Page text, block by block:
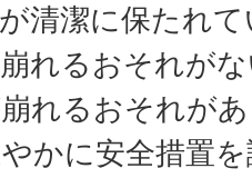
清潔に保たれ
れるおそれが
れるおそれが
かに安全措置